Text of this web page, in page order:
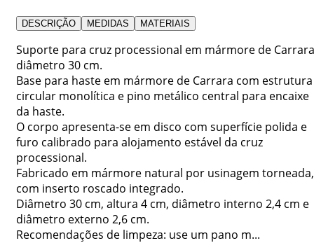
DESCRIÇÃO MEDIDAS MATERIAIS
Suporte para cruz processional em mármore de Carrara
diâmetro 30 cm.
Base para haste em mármore de Carrara com estrutura
circular monolítica e pino metálico central para encaixe
da haste.
O corpo apresenta-se em disco com superfície polida e
furo calibrado para alojamento estável da cruz
processional.
Fabricado em mármore natural por usinagem torneada,
com inserto roscado integrado.
Diâmetro 30 cm, altura 4 cm, diâmetro interno 2,4 cm e
diâmetro externo 2,6 cm.
Recomendações de limpeza: use um pano m...